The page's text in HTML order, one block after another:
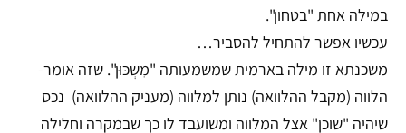
במילה אחת "בטחון".
עכשיו אפשר להתחיל להסביר…
משכנתא זו מילה בארמית שמשמעותה "מִשְכּוּן". שזה אומר-
הלווה (מקבל ההלוואה) נותן למלווה (מעניק ההלוואה) נכס
שיהיה "שוכן" אצל המלווה ומשועבד לו כך שבמקרה וחלילה